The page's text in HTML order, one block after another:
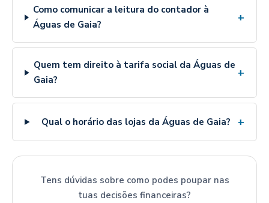
Como comunicar a leitura do contador à
Águas de Gaia?
+
Quem tem direito à tarifa social da Águas de
Gaia?
+
Qual o horário das lojas da Águas de Gaia? +
Tens dúvidas sobre como podes poupar nas
tuas decisões financeiras?